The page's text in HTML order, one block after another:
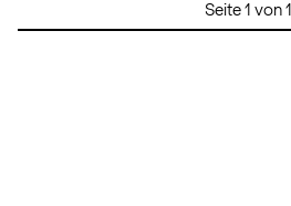
Seite 1 von 1